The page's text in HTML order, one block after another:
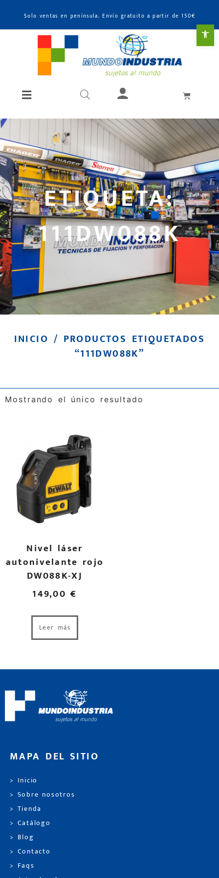
Solo ventas en península. Envío gratuito a partir de 150€
ETIQUETA:
111DW088K
INICIO / PRODUCTOS ETIQUETADOS
“111DW088K”
Mostrando el único resultado
Nivel láser
autonivelante rojo
DW088K-XJ
149,00€
Leer más
MAPA DEL SITIO
> Inicio
> Sobre nosotros
> Tienda
> Catálogo
> Blog
> Contacto
> Faqs